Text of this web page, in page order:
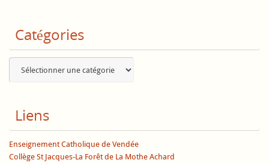
Catégories
Liens
Enseignement Catholique de Vendée
Collège St Jacques-La Forêt de La Mothe Achard